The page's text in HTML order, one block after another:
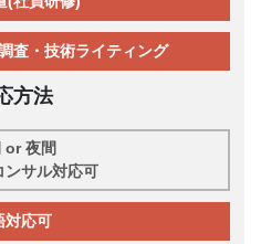
査・技術ライティング
方法
or 夜間
ンサル対応可
対応可